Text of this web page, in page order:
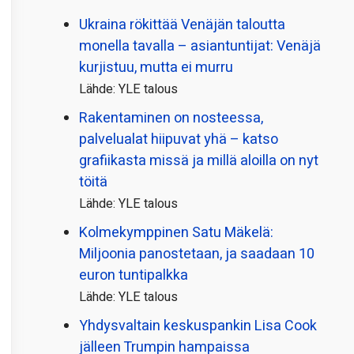
Ukraina rökittää Venäjän taloutta
monella tavalla – asiantuntijat: Venäjä
kurjistuu, mutta ei murru
Lähde: YLE talous
Rakentaminen on nosteessa,
palvelualat hiipuvat yhä – katso
grafiikasta missä ja millä aloilla on nyt
töitä
Lähde: YLE talous
Kolmekymppinen Satu Mäkelä:
Miljoonia panostetaan, ja saadaan 10
euron tuntipalkka
Lähde: YLE talous
Yhdysvaltain keskuspankin Lisa Cook
jälleen Trumpin hampaissa